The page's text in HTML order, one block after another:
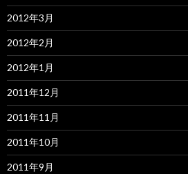
2012年3月
2012年2月
2012年1月
2011年12月
2011年11月
2011年10月
2011年9月